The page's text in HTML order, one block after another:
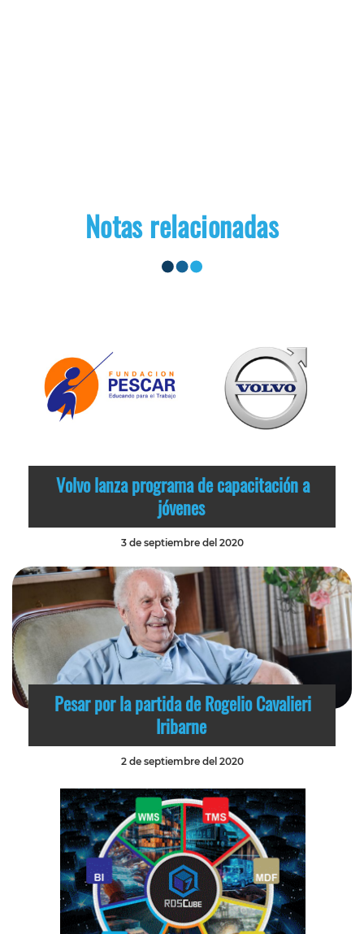
Notas relacionadas
Volvo lanza programa de capacitación a
jóvenes
3 de septiembre del 2020
Pesar por la partida de Rogelio Cavalieri
Iribarne
2 de septiembre del 2020